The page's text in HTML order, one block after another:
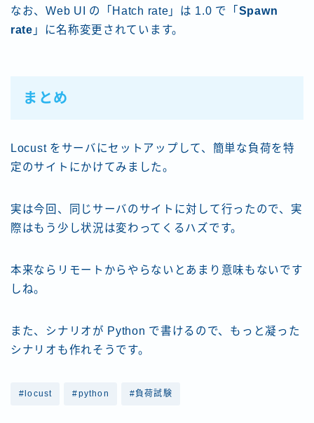
なお、Web UI の「Hatch rate」は 1.0 で「 Spawn
rate 」に名称変更されています。
まとめ
Locust をサーバにセットアップして、簡単な負荷を特
定のサイトにかけてみました。
実は今回、同じサーバのサイトに対して行ったので、実
際はもう少し状況は変わってくるハズです。
本来ならリモートからやらないとあまり意味もないです
しね。
また、シナリオが Python で書けるので、もっと凝った
シナリオも作れそうです。
#locust #python #負荷試験